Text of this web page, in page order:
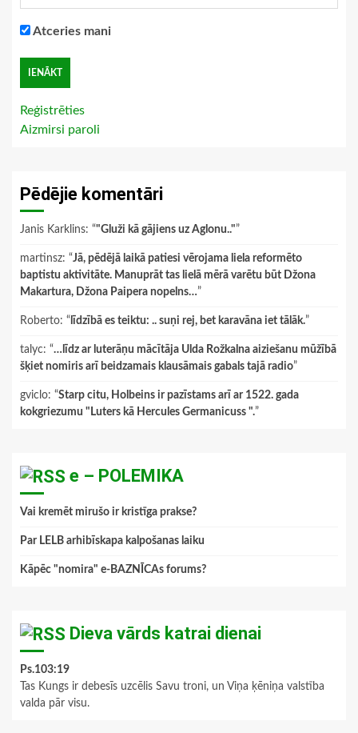
Atceries mani
Reģistrēties
Aizmirsi paroli
Pēdējie komentāri
Janis Karklins: “"Gluži kā gājiens uz Aglonu.."”
martinsz: “Jā, pēdējā laikā patiesi vērojama liela reformēto
baptistu aktivitāte. Manuprāt tas lielā mērā varētu būt Džona
Makartura, Džona Paipera nopelns…”
Roberto: “ līdzībā es teiktu: .. suņi rej, bet karavāna iet tālāk.”
talyc: “…līdz ar luterāņu mācītāja Ulda Rožkalna aiziešanu mūžībā
šķiet nomiris arī beidzamais klausāmais gabals tajā radio”
gviclo: “Starp citu, Holbeins ir pazīstams arī ar 1522. gada
kokgriezumu "Luters kā Hercules Germanicuss ".”
e – POLEMIKA
Vai kremēt mirušo ir kristīga prakse?
Par LELB arhibīskapa kalpošanas laiku
Kāpēc "nomira" e-BAZNĪCAs forums?
Dieva vārds katrai dienai
Ps.103:19
Tas Kungs ir debesīs uzcēlis Savu troni, un Viņa ķēniņa valstība
valda pār visu.